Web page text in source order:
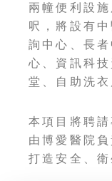
兩幢便利設
呎，將設有
詢中心、長
心、資訊科
堂、自助洗衣
本項目將聘
由博愛醫院
打造安全、